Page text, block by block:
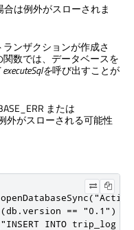
合は例外がスローされま
ンザクションが作成さ
数では、データベースを
executeSqlを呼び出すことが
または
外がスローされる可能性
== "0.1") {
INTO trip_log